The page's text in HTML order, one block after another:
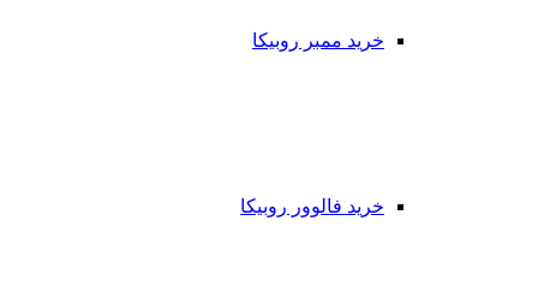
خرید ممبر روبیکا
خرید فالوور روبیکا